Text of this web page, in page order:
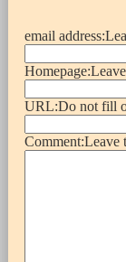
email address:
Homepage:
URL:Do not fill
Comment:Leave